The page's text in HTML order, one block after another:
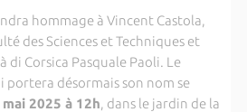
hommage à Vincent Castola,
des Sciences et Techniques et
di Corsica Pasquale Paoli. Le
portera désormais son nom se
2025 à 12h, dans le jardin de la